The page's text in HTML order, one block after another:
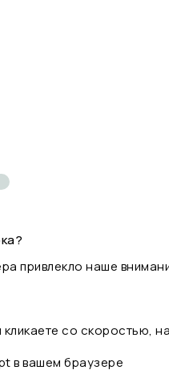
привлекло наше
кликаете со
в вашем браузере